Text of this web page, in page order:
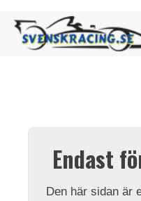
Endast
Den här sidan är